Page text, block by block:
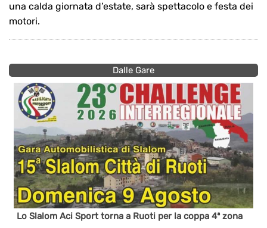
una calda giornata d’estate, sarà spettacolo e festa dei
motori.
Dalle Gare
Lo Slalom Aci Sport torna a Ruoti per la coppa 4ª zona